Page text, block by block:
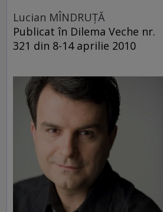
Lucian MÎNDRUŢĂ
Publicat în Dilema Veche nr.
321 din 8-14 aprilie 2010